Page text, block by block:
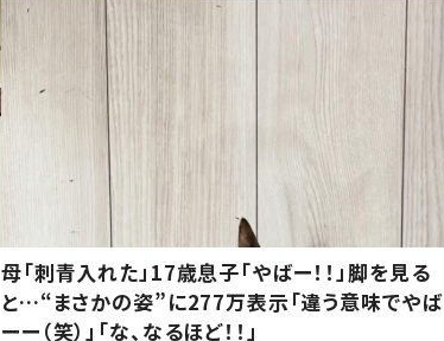
母「刺青入れた」17歳息子「やばー！！」脚を見る
と…“まさかの姿”に277万表示「違う意味でやば
ーー（笑）」「な、なるほど！！」